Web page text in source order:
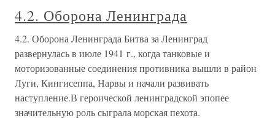
4.2. Оборона Ленинграда
4.2. Оборона Ленинграда Битва за Ленинград
развернулась в июле 1941 г., когда танковые и
моторизованные соединения противника вышли в район
Луги, Кингисеппа, Нарвы и начали развивать
наступление.В героической ленинградской эпопее
значительную роль сыграла морская пехота.